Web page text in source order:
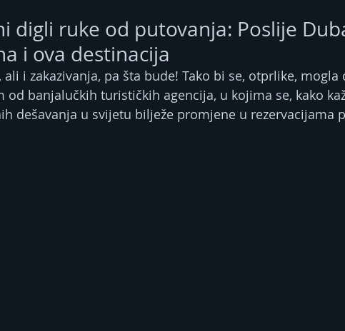
digli ruke od putovanja: Poslije
i ova destinacija
ali i zakazivanja, pa šta bude! Tako bi se, otprlike, mogla
od banjalučkih turističkih agencija, u kojima se, kako
dešavanja u svijetu bilježe promjene u rezervacijama